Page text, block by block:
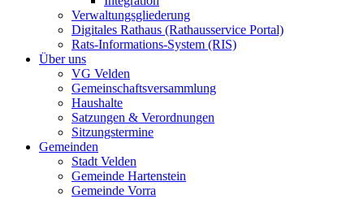
Verwaltungsgliederung
Digitales Rathaus (Rathausservice Portal)
Rats-Informations-System (RIS)
Über uns
VG Velden
Gemeinschaftsversammlung
Haushalte
Satzungen & Verordnungen
Sitzungstermine
Gemeinden
Stadt Velden
Gemeinde Hartenstein
Gemeinde Vorra